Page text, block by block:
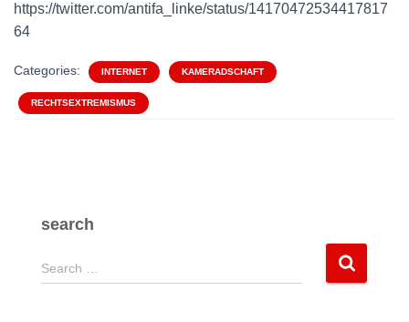
https://twitter.com/antifa_linke/status/14170472534417817
64
Categories: INTERNET KAMERADSCHAFT
RECHTSEXTREMISMUS
search
S
e
Search …